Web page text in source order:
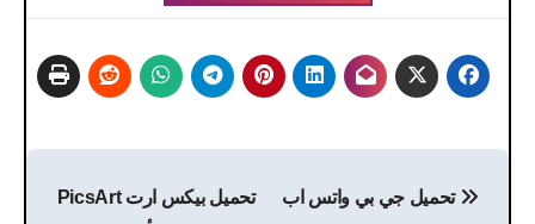
تحميل جي بي واتس اب
تحميل بيكس ارت PicsArt